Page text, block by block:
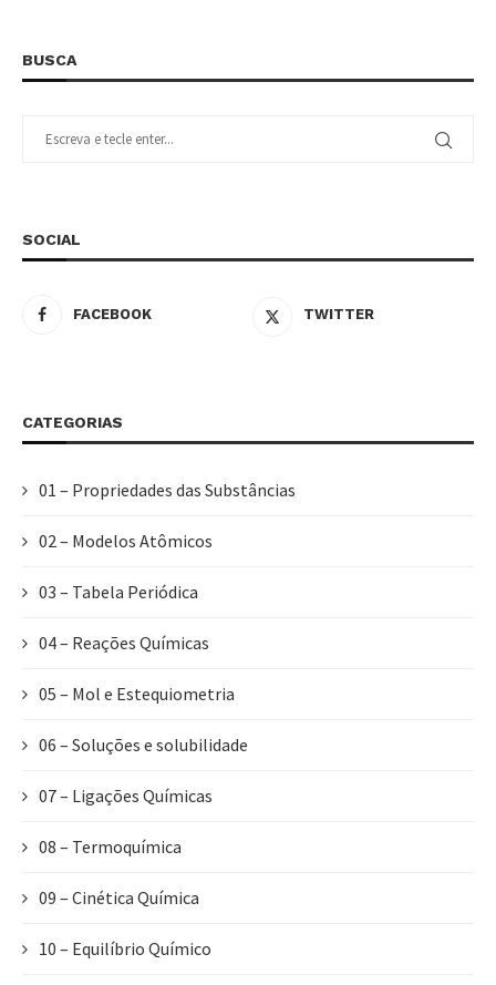
BUSCA
SOCIAL
FACEBOOK TWITTER
CATEGORIAS
01 – Propriedades das Substâncias
02 – Modelos Atômicos
03 – Tabela Periódica
04 – Reações Químicas
05 – Mol e Estequiometria
06 – Soluções e solubilidade
07 – Ligações Químicas
08 – Termoquímica
09 – Cinética Química
10 – Equilíbrio Químico